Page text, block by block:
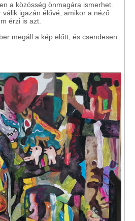
a közösség önmagára ismerhet.
igazán élővé, amikor a néző
érzi is azt.
megáll a kép előtt, és csendesen